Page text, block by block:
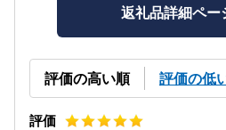
返礼品詳細ペー
評価の高い順 評価の低